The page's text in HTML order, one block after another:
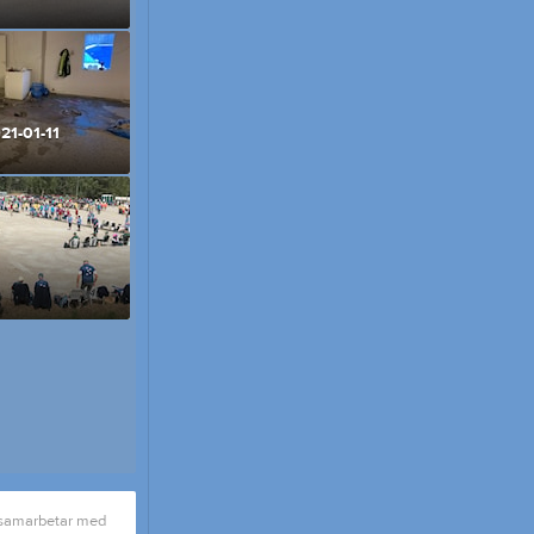
01-11
med